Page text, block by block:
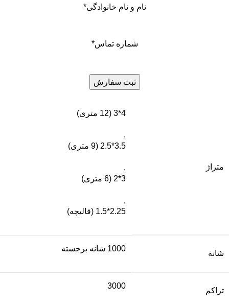
نام و نام خانوادگی*
شماره تماس*
متراژ
4*3 (12 متری)
,
3.5*2.5 (9 متری)
,
3*2 (6 متری)
,
2.25*1.5 (قالیچه)
شانه
1000 شانه برجسته
تراکم
3000